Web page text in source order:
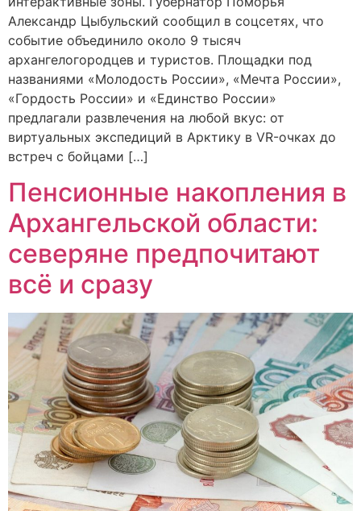
Александр Цыбульский сообщил в соцсетях, что
событие объединило около 9 тысяч
архангелогородцев и туристов. Площадки под
названиями «Молодость России», «Мечта России»,
«Гордость России» и «Единство России»
предлагали развлечения на любой вкус: от
виртуальных экспедиций в Арктику в VR-очках до
встреч с бойцами […]
Пенсионные накопления в
Архангельской области:
северяне предпочитают
всё и сразу